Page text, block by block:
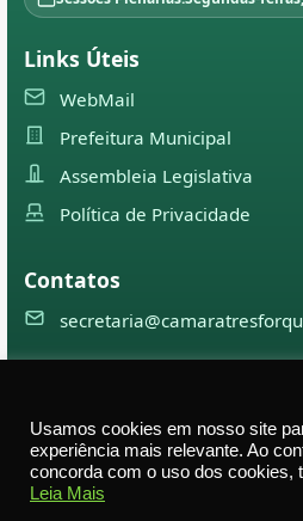
Links Úteis
WebMail
Prefeitura Municipal
Assembleia Legislativa
Política de Privacidade
Contatos
direitos
Av. Professor Justino Alberto
Usamos cookies em nosso site
experiência mais relevante. Ao
concorda com o uso dos cookies,
Leia Mais